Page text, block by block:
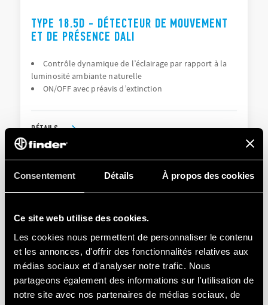
Consentement Détails À propos des cookies
Ce site web utilise des cookies.
Les cookies nous permettent de personnaliser le contenu
et les annonces, d'offrir des fonctionnalités relatives aux
médias sociaux et d'analyser notre trafic. Nous
partageons également des informations sur l'utilisation de
notre site avec nos partenaires de médias sociaux, de
TYPE 18.5D - DÉTECTEUR DE MOUVEMENT
ET DE PRÉSENCE DALI
Contrôle dynamique de l’éclairage par rapport à la
luminosité ambiante naturelle
ON/OFF avec préavis d’extinction
DÉTAILS
TYPE 18.5K - DÉTECTEURS DE MOUVEMENT
ET DE PRÉSENCE KNX